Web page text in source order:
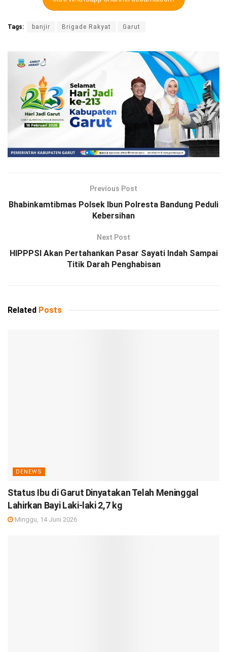
Tags: banjir Brigade Rakyat Garut
Previous Post
Bhabinkamtibmas Polsek Ibun Polresta Bandung Peduli
Kebersihan
Next Post
HIPPPSI Akan Pertahankan Pasar Sayati Indah Sampai
Titik Darah Penghabisan
Related Posts
DENEWS
Status Ibu di Garut Dinyatakan Telah Meninggal
Lahirkan Bayi Laki-laki 2,7 kg
Minggu, 14 Juni 2026